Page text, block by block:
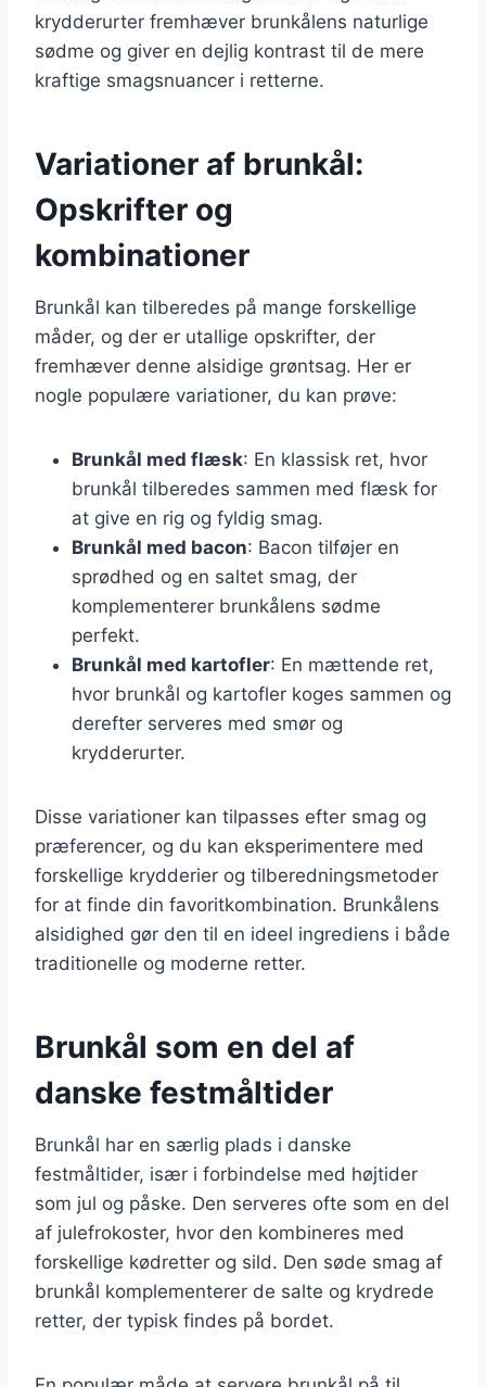
krydderurter fremhæver brunkålens naturlige
sødme og giver en dejlig kontrast til de mere
kraftige smagsnuancer i retterne.
Variationer af brunkål:
Opskrifter og
kombinationer
Brunkål kan tilberedes på mange forskellige
måder, og der er utallige opskrifter, der
fremhæver denne alsidige grøntsag. Her er
nogle populære variationer, du kan prøve:
Brunkål med flæsk: En klassisk ret, hvor
brunkål tilberedes sammen med flæsk for
at give en rig og fyldig smag.
Brunkål med bacon: Bacon tilføjer en
sprødhed og en saltet smag, der
komplementerer brunkålens sødme
perfekt.
Brunkål med kartofler: En mættende ret,
hvor brunkål og kartofler koges sammen og
derefter serveres med smør og
krydderurter.
Disse variationer kan tilpasses efter smag og
præferencer, og du kan eksperimentere med
forskellige krydderier og tilberedningsmetoder
for at finde din favoritkombination. Brunkålens
alsidighed gør den til en ideel ingrediens i både
traditionelle og moderne retter.
Brunkål som en del af
danske festmåltider
Brunkål har en særlig plads i danske
festmåltider, især i forbindelse med højtider
som jul og påske. Den serveres ofte som en del
af julefrokoster, hvor den kombineres med
forskellige kødretter og sild. Den søde smag af
brunkål komplementerer de salte og krydrede
retter, der typisk findes på bordet.